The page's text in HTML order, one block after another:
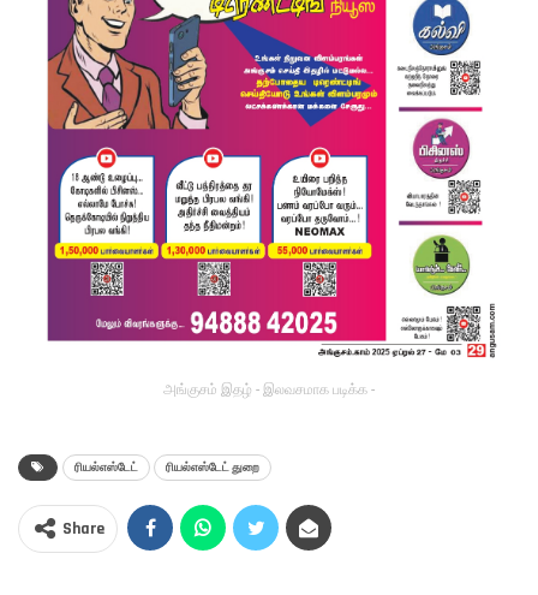
அங்குசம் இதழ் - இலவசமாக படிக்க -
ரியல்எஸ்டேட் ரியல்எஸ்டேட் துறை
Share